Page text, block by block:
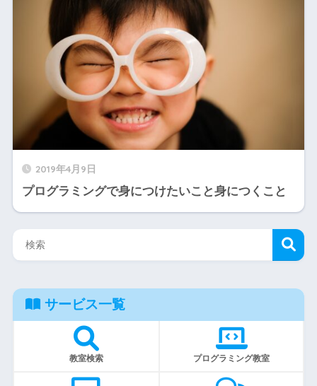
2019年4月9日
プログラミングで身につけたいこと身につくこと
サービス一覧
教室検索 プログラミング教室